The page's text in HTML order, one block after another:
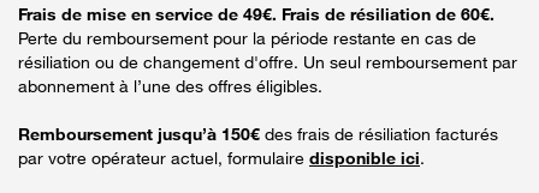
Frais de mise en service de 49€. Frais de résiliation de 60€.
Perte du remboursement pour la période restante en cas de
résiliation ou de changement d'offre. Un seul remboursement par
abonnement à l’une des offres éligibles.
Remboursement jusqu’à 150€ des frais de résiliation facturés
par votre opérateur actuel, formulaire disponible ici.